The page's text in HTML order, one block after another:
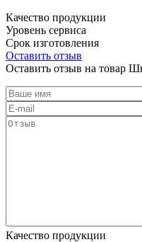
Качество продукции
Уровень сервиса
Срок изготовления
Оставить отзыв
Оставить отзыв на товар
Качество продукции